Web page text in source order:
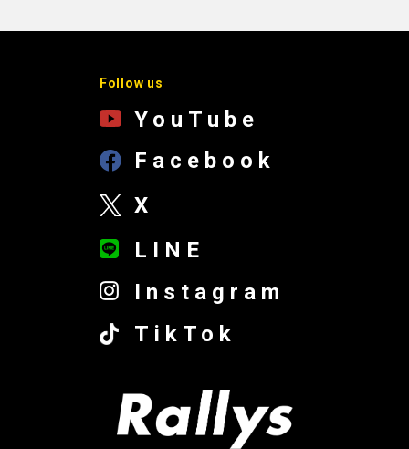
Follow us
YouTube
Facebook
X
LINE
Instagram
TikTok